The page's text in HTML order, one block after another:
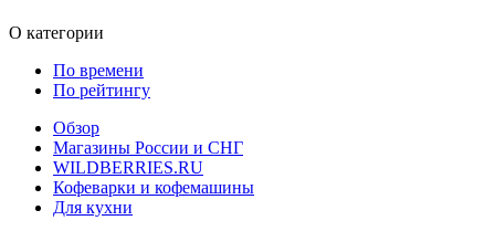
О категории
По времени
По рейтингу
Обзор
Магазины России и СНГ
WILDBERRIES.RU
Кофеварки и кофемашины
Для кухни